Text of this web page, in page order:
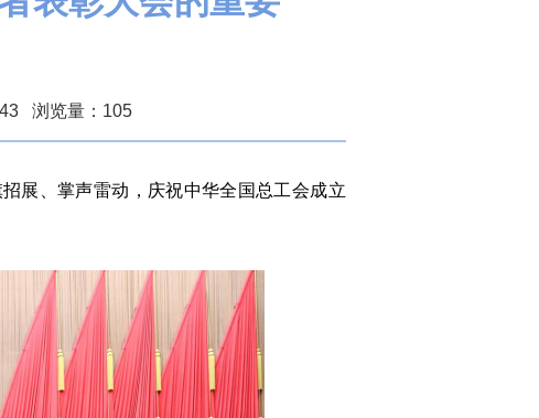
浏览量： 105
展、掌声雷动，庆祝中华全国总工会成立